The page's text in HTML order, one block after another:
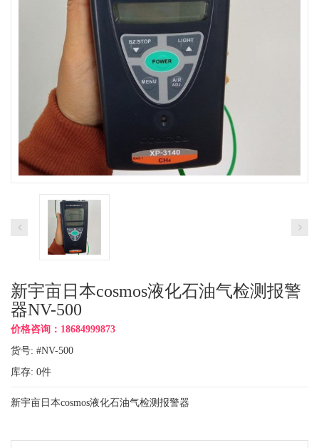
新宇亩日本cosmos液化石油气检测报警
器NV-500
价格咨询：18684999873
货号: #NV-500
库存: 0件
新宇亩日本cosmos液化石油气检测报警器